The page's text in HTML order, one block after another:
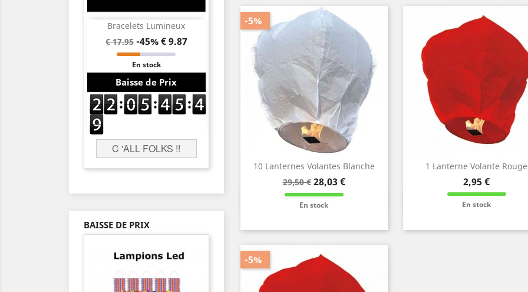
Bracelets Lumineux
€ 17.95 -45%€ 9.87
En stock
Baisse de Prix
C 'ALL FOLKS !!
BAISSE DE PRIX
10 Lanternes Volantes Blanche
Prix
de
base
29,50 € Prix
28,03 €
En stock
-5%
Info et Commande
1 Lanterne Volante Rouge
Prix
2,95 €
En stock
Info et Commande
-5%